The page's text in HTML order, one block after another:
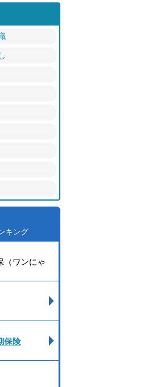
キング
（ワンにゃ
保険